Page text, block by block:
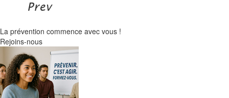
Prev
La prévention commence avec vous !
Rejoins-nous